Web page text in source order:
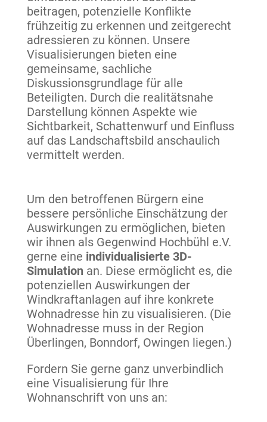
beitragen, potenzielle Konflikte
frühzeitig zu erkennen und zeitgerecht
adressieren zu können. Unsere
Visualisierungen bieten eine
gemeinsame, sachliche
Diskussionsgrundlage für alle
Beteiligten. Durch die realitätsnahe
Darstellung können Aspekte wie
Sichtbarkeit, Schattenwurf und Einfluss
auf das Landschaftsbild anschaulich
vermittelt werden.
Um den betroffenen Bürgern eine
bessere persönliche Einschätzung der
Auswirkungen zu ermöglichen, bieten
wir ihnen als Gegenwind Hochbühl e.V.
gerne eine individualisierte 3D-
Simulation an. Diese ermöglicht es, die
potenziellen Auswirkungen der
Windkraftanlagen auf ihre konkrete
Wohnadresse hin zu visualisieren. (Die
Wohnadresse muss in der Region
Überlingen, Bonndorf, Owingen liegen.)
Fordern Sie gerne ganz unverbindlich
eine Visualisierung für Ihre
Wohnanschrift von uns an: